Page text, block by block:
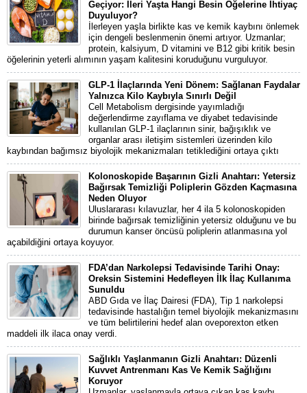
Geçiyor: İleri Yaşta Hangi Besin Öğelerine İhtiyaç
Duyuluyor?
İlerleyen yaşla birlikte kas ve kemik kaybını önlemek
için dengeli beslenmenin önemi artıyor. Uzmanlar;
protein, kalsiyum, D vitamini ve B12 gibi kritik besin
öğelerinin yeterli alımının yaşam kalitesini koruduğunu vurguluyor.
GLP-1 İlaçlarında Yeni Dönem: Sağlanan Faydalar
Yalnızca Kilo Kaybıyla Sınırlı Değil
Cell Metabolism dergisinde yayımladığı
değerlendirme zayıflama ve diyabet tedavisinde
kullanılan GLP-1 ilaçlarının sinir, bağışıklık ve
organlar arası iletişim sistemleri üzerinden kilo
kaybından bağımsız biyolojik mekanizmaları tetiklediğini ortaya çıktı
Kolonoskopide Başarının Gizli Anahtarı: Yetersiz
Bağırsak Temizliği Poliplerin Gözden Kaçmasına
Neden Oluyor
Uluslararası kılavuzlar, her 4 ila 5 kolonoskopiden
birinde bağırsak temizliğinin yetersiz olduğunu ve bu
durumun kanser öncüsü poliplerin atlanmasına yol
açabildiğini ortaya koyuyor.
FDA’dan Narkolepsi Tedavisinde Tarihi Onay:
Oreksin Sistemini Hedefleyen İlk İlaç Kullanıma
Sunuldu
ABD Gıda ve İlaç Dairesi (FDA), Tip 1 narkolepsi
tedavisinde hastalığın temel biyolojik mekanizmasını
ve tüm belirtilerini hedef alan oveporexton etken
maddeli ilk ilaca onay verdi.
Sağlıklı Yaşlanmanın Gizli Anahtarı: Düzenli
Kuvvet Antrenmanı Kas Ve Kemik Sağlığını
Koruyor